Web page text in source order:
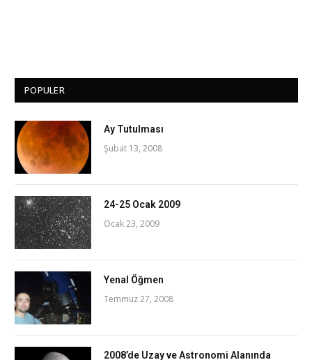
POPULER
Ay Tutulması
Şubat 13, 2008
24-25 Ocak 2009
Ocak 23, 2009
Yenal Öğmen
Temmuz 27, 2008
2008’de Uzay ve Astronomi Alanında